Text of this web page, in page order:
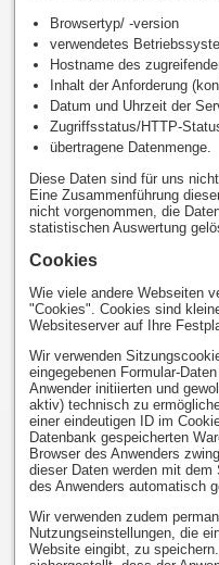
Browsertyp/ -version
verwendetes
Hostname des
Inhalt der Anforderung
Datum und Uhrzeit der
Zugriffsstatus/HTTP-
übertragene Datenmenge.
Diese Daten sind für uns
Eine Zusammenführung
nicht vorgenommen, die
statistischen Auswertung
Cookies
Wie viele andere Webseiten
"Cookies". Cookies sind
Websiteserver auf Ihre
Wir verwenden
eingegebenen Formular-
Anwender initiierten und
aktiv) technisch zu
einer eindeutigen ID im
Datenbank gespeicherten
Browser des Anwenders
dieser Daten werden mit
des Anwenders automatisch
Wir verwenden zudem
Nutzungseinstellungen, die
Website eingibt, zu